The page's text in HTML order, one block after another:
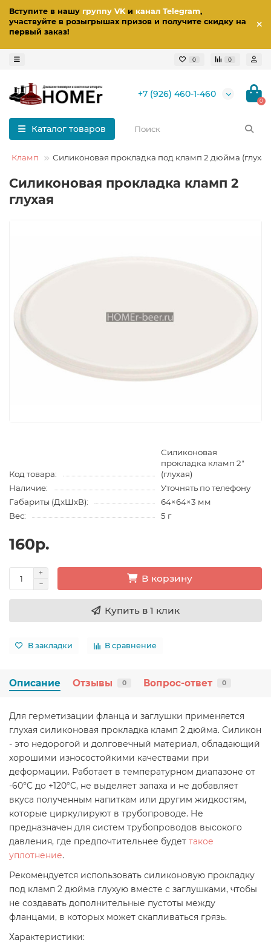
Вступите в нашу группу VKи канал Telegram,
участвуйте в розыгрышах призов и получите скидку на
первый заказ!
0 0
+7 (926) 460-1-460
0
Каталог товаров
Кламп Силиконовая прокладка под кламп 2 дюйма
Силиконовая прокладка кламп 2
глухая
Код товара:
Силиконовая
прокладка кламп 2"
(глухая)
Наличие:
Уточнять по телефону
Габариты (ДхШхВ):
64×64×3 мм
Вес:
5 г
160р.
В корзину
Купить в 1 клик
В закладки В сравнение
Описание Отзывы 0 Вопрос-ответ 0
Для герметизации фланца и заглушки применяется
глухая силиконовая прокладка кламп 2 дюйма. Силикон
- это недорогой и долговечный материал, обладающий
хорошими износостойкими качествами при
деформации. Работает в температурном диапазоне от
-60°C до +120°C, не выделяет запаха и не добавляет
вкуса полученным напиткам или другим жидкостям,
которые циркулируют в трубопроводе. Не
предназначен для систем трубопроводов высокого
давления, где предпочтительнее будет такое
уплотнение.
Рекомендуется использовать силиконовую прокладку
под кламп 2 дюйма глухую вместе с заглушками, чтобы
не создавать дополнительные пустоты между
фланцами, в которых может скапливаться грязь.
Характеристики: